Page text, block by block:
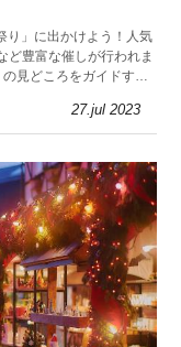
り」に出かけよう！人気
ど豊富な催しが行われま
見どころをガイドする
27.jul 2023